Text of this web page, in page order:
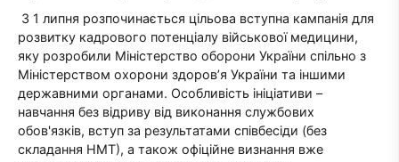
З 1 липня розпочинається цільова вступна кампанія для
розвитку кадрового потенціалу військової медицини,
яку розробили Міністерство оборони України спільно з
Міністерством охорони здоров’я України та іншими
державними органами. Особливість ініціативи –
навчання без відриву від виконання службових
обов'язків, вступ за результатами співбесіди (без
складання НМТ), а також офіційне визнання вже